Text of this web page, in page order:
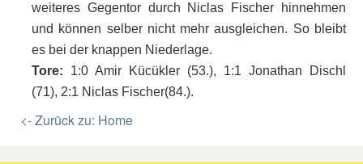
weiteres Gegentor durch Niclas Fischer hinnehmen
und können selber nicht mehr ausgleichen. So bleibt
es bei der knappen Niederlage.
Tore: 1:0 Amir Kücükler (53.), 1:1 Jonathan Dischl
(71), 2:1 Niclas Fischer(84.).
<- Zurück zu: Home